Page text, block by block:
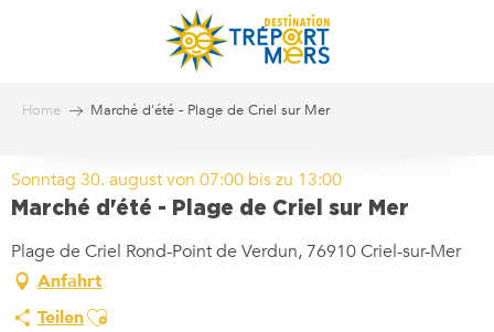
Home Marché d'été - Plage de Criel sur Mer
Sonntag 30. august von 07:00 bis zu 13:00
Marché d'été - Plage de Criel sur Mer
Plage de Criel Rond-Point de Verdun, 76910 Criel-sur-Mer
Anfahrt
TeilenAjouter aux favoris